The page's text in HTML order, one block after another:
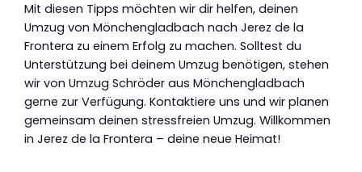
Mit diesen Tipps möchten wir dir helfen, deinen
Umzug von Mönchengladbach nach Jerez de la
Frontera zu einem Erfolg zu machen. Solltest du
Unterstützung bei deinem Umzug benötigen, stehen
wir von Umzug Schröder aus Mönchengladbach
gerne zur Verfügung. Kontaktiere uns und wir planen
gemeinsam deinen stressfreien Umzug. Willkommen
in Jerez de la Frontera – deine neue Heimat!